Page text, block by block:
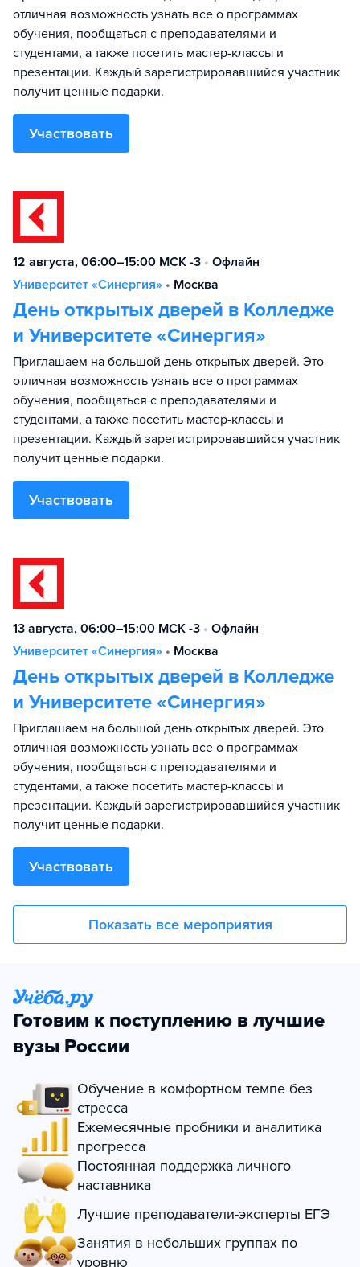
отличная возможность узнать все о программах
обучения, пообщаться с преподавателями и
студентами, а также посетить мастер-классы и
презентации. Каждый зарегистрировавшийся участник
получит ценные подарки.
Участвовать
12 августа, 06:00–15:00 МСК -3 • Офлайн
Университет «Синергия» • Москва
День открытых дверей в Колледже
и Университете «Синергия»
Приглашаем на большой день открытых дверей. Это
отличная возможность узнать все о программах
обучения, пообщаться с преподавателями и
студентами, а также посетить мастер-классы и
презентации. Каждый зарегистрировавшийся участник
получит ценные подарки.
Участвовать
13 августа, 06:00–15:00 МСК -3 • Офлайн
Университет «Синергия» • Москва
День открытых дверей в Колледже
и Университете «Синергия»
Приглашаем на большой день открытых дверей. Это
отличная возможность узнать все о программах
обучения, пообщаться с преподавателями и
студентами, а также посетить мастер-классы и
презентации. Каждый зарегистрировавшийся участник
получит ценные подарки.
Участвовать
Показать все мероприятия
Готовим к поступлению в лучшие
вузы России
Обучение в комфортном темпе без
стресса
Ежемесячные пробники и аналитика
прогресса
Постоянная поддержка личного
наставника
Лучшие преподаватели-эксперты ЕГЭ
Занятия в небольших группах по
уровню